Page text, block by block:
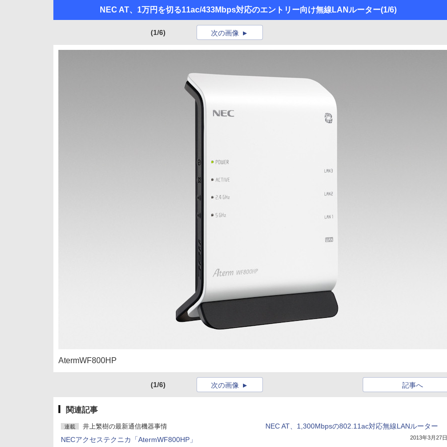
NEC AT、1万円を切る11ac/433Mbps対応のエントリー向け無線LANルーター(1/6)
(1/6) 次の画像
AtermWF800HP
(1/6) 記事へ
次の画像
関連記事
連載 井上繁樹の最新通信機器事情
NECアクセステクニカ「AtermWF800HP」
NEC AT、1,300Mbpsの802.11ac対応無線LANルーター
2013年3月27日